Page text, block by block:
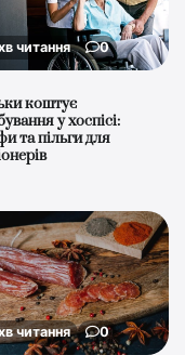
читання 0
коштує
у хоспісі:
та пільги для
читання 0